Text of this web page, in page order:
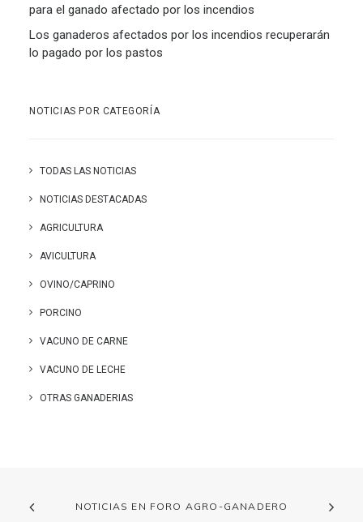
para el ganado afectado por los incendios
Los ganaderos afectados por los incendios recuperarán
lo pagado por los pastos
NOTICIAS POR CATEGORÍA
TODAS LAS NOTICIAS
NOTICIAS DESTACADAS
AGRICULTURA
AVICULTURA
OVINO/CAPRINO
PORCINO
VACUNO DE CARNE
VACUNO DE LECHE
OTRAS GANADERIAS
NOTICIAS EN FORO AGRO-GANADERO